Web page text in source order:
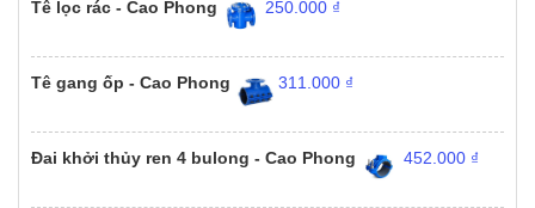
Tê lọc rác - Cao Phong 250.000 ₫
Tê gang ốp - Cao Phong 311.000 ₫
Đai khởi thủy ren 4 bulong - Cao Phong 452.000 ₫